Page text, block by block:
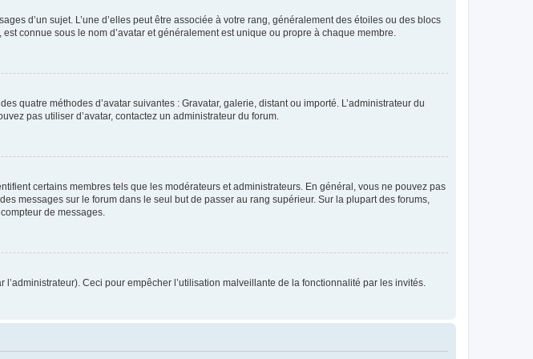
d’un sujet. L’une d’elles peut être associée à votre rang, généralement des étoiles ou des blocs
connue sous le nom d’avatar et généralement est unique ou propre à chaque membre.
quatre méthodes d’avatar suivantes : Gravatar, galerie, distant ou importé. L’administrateur du
pas utiliser d’avatar, contactez un administrateur du forum.
certains membres tels que les modérateurs et administrateurs. En général, vous ne pouvez pas
messages sur le forum dans le seul but de passer au rang supérieur. Sur la plupart des forums,
de messages.
Ceci pour empêcher l’utilisation malveillante de la fonctionnalité par les invités.